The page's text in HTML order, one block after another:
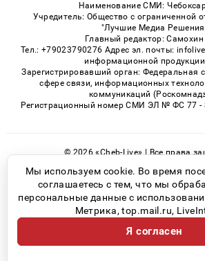
Наименование СМИ:
Учредитель: Общество с ограниченной
"Лучшие Медиа
Главный редактор:
Тел.: +79023790276 Адрес эл. почты:
информационной
Зарегистрировавший орган: Федеральная
сфере связи, информационных
коммуникаций
Регистрационный номер СМИ ЭЛ № ФС 77 -
© 2026 «Cheb-Live» | Все права
Возрастная категория сайта
Политика
Мы используем cookie. Во время
соглашаетесь с тем, что мы
персональные данные с
Метрика, top.mail.ru,
Я согласен